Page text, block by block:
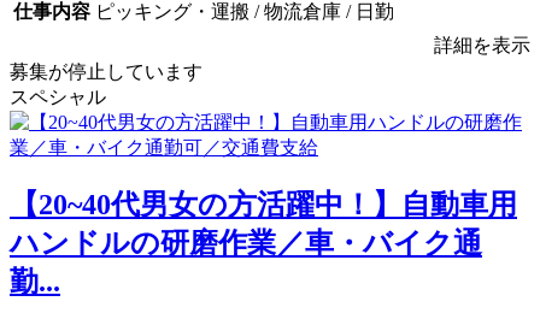
仕事内容 ピッキング・運搬 / 物流倉庫 / 日勤
詳細を表示
募集が停止しています
スペシャル
【20~40代男女の方活躍中！】自動車用
ハンドルの研磨作業／車・バイク通
勤...